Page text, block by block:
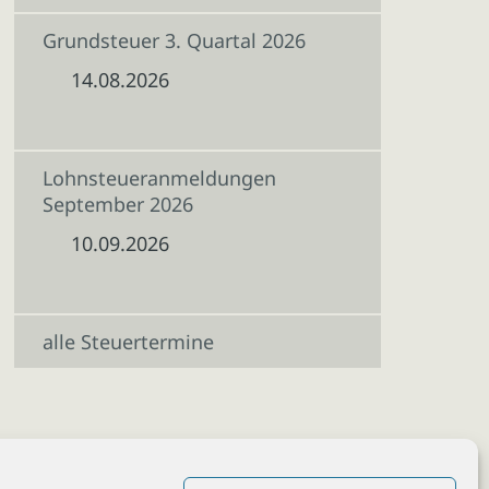
Grundsteuer 3. Quartal 2026
14.08.2026
Lohnsteueranmeldungen
September 2026
10.09.2026
alle Steuertermine